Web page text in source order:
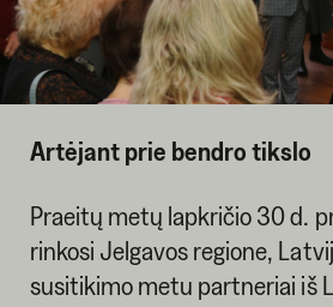
Artėjant prie bendro tikslo
Praeitų metų lapkričio 30 d.
rinkosi Jelgavos regione,
susitikimo metu partneriai iš